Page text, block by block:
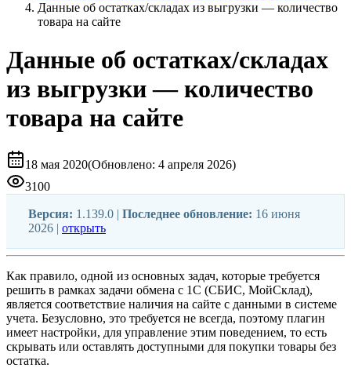
Данные об остатках/складах из выгрузки — количество
товара на сайте
Данные об остатках/складах
из выгрузки — количество
товара на сайте
18 мая 2020(Обновлено: 4 апреля 2026)
3100
Версия: 1.139.0 | Последнее обновление: 16 июня
2026 | открыть
Как правило, одной из основных задач, которые требуется
решить в рамках задачи обмена с 1С (СБИС, МойСклад),
является соответствие наличия на сайте с данными в системе
учета. Безусловно, это требуется не всегда, поэтому плагин
имеет настройки, для управление этим поведением, то есть
скрывать или оставлять доступными для покупки товары без
остатка.